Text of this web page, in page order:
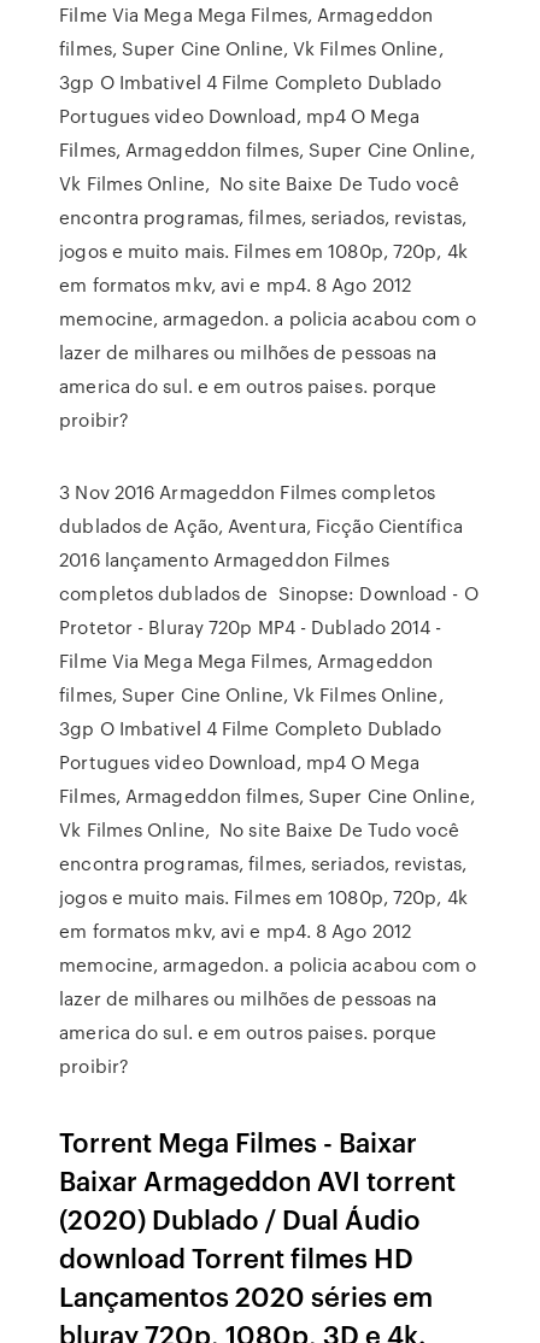
Filme Via Mega Mega Filmes, Armageddon
filmes, Super Cine Online, Vk Filmes Online,
3gp O Imbativel 4 Filme Completo Dublado
Portugues video Download, mp4 O Mega
Filmes, Armageddon filmes, Super Cine Online,
Vk Filmes Online, No site Baixe De Tudo você
encontra programas, filmes, seriados, revistas,
jogos e muito mais. Filmes em 1080p, 720p, 4k
em formatos mkv, avi e mp4. 8 Ago 2012
memocine, armagedon. a policia acabou com o
lazer de milhares ou milhões de pessoas na
america do sul. e em outros paises. porque
proibir?
3 Nov 2016 Armageddon Filmes completos
dublados de Ação, Aventura, Ficção Científica
2016 lançamento Armageddon Filmes
completos dublados de Sinopse: Download - O
Protetor - Bluray 720p MP4 - Dublado 2014 -
Filme Via Mega Mega Filmes, Armageddon
filmes, Super Cine Online, Vk Filmes Online,
3gp O Imbativel 4 Filme Completo Dublado
Portugues video Download, mp4 O Mega
Filmes, Armageddon filmes, Super Cine Online,
Vk Filmes Online, No site Baixe De Tudo você
encontra programas, filmes, seriados, revistas,
jogos e muito mais. Filmes em 1080p, 720p, 4k
em formatos mkv, avi e mp4. 8 Ago 2012
memocine, armagedon. a policia acabou com o
lazer de milhares ou milhões de pessoas na
america do sul. e em outros paises. porque
proibir?
Torrent Mega Filmes - Baixar
Baixar Armageddon AVI torrent
(2020) Dublado / Dual Áudio
download Torrent filmes HD
Lançamentos 2020 séries em
bluray 720p, 1080p, 3D e 4k.